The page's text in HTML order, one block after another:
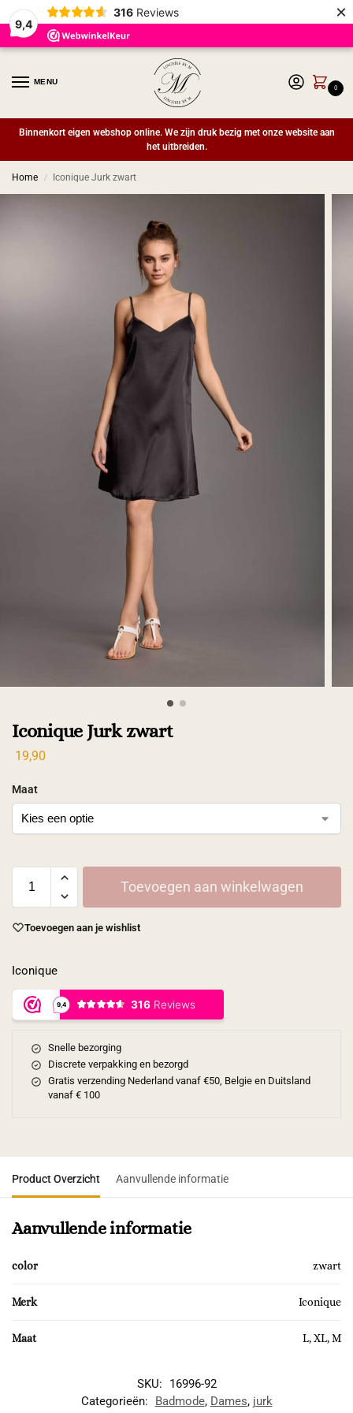
9,4
316 Reviews ×
MENU
0
Binnenkort eigen webshop online. We zijn druk bezig met onze website aan
het uitbreiden.
Home / Iconique Jurk zwart
Iconique Jurk zwart
19,90
Maat
Toevoegen aan winkelwagen
Toevoegen aan je wishlist
Iconique
Snelle bezorging
Discrete verpakking en bezorgd
Gratis verzending Nederland vanaf €50, Belgie en Duitsland
vanaf € 100
Product Overzicht Aanvullende informatie
Aanvullende informatie
color zwart
Merk Iconique
Maat L, XL, M
SKU:
16996-92
Categorieën:
Badmode, Dames, jurk